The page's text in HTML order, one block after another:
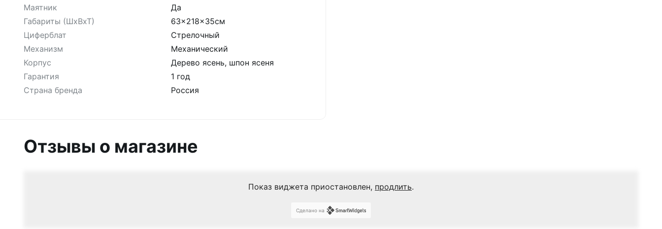
Маятник
Да
Габариты (ШхВхТ)
63x218x35см
Циферблат
Стрелочный
Механизм
Механический
Корпус
Дерево ясень, шпон ясеня
Гарантия
1 год
Страна бренда
Россия
Отзывы о магазине
Показ виджета приостановлен, продлить.
Сделано на